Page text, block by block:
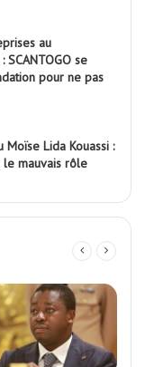
au
se
pour ne pas
Moïse Lida Kouassi :
mauvais rôle